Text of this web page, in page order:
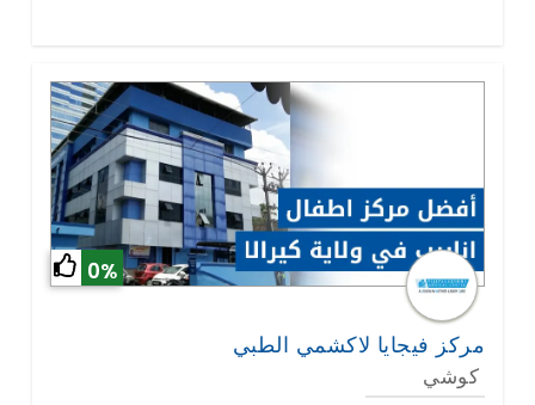
0%
مركز فيجايا لاكشمي الطبي
كوشي